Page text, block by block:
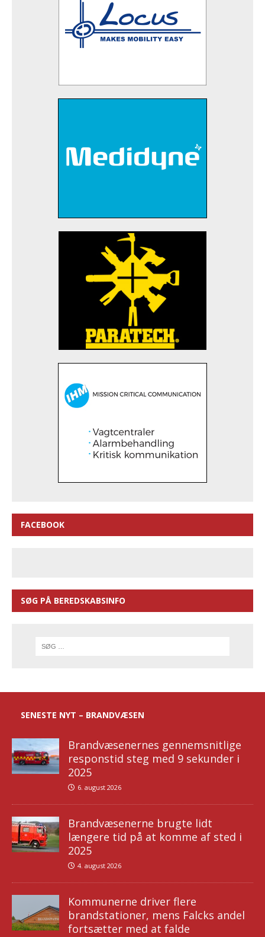
FACEBOOK
SØG PÅ BEREDSKABSINFO
SENESTE NYT – BRANDVÆSEN
Brandvæsenernes gennemsnitlige
responstid steg med 9 sekunder i
2025
6. august 2026
Brandvæsenerne brugte lidt
længere tid på at komme af sted i
2025
4. august 2026
Kommunerne driver flere
brandstationer, mens Falcks andel
fortsætter med at falde